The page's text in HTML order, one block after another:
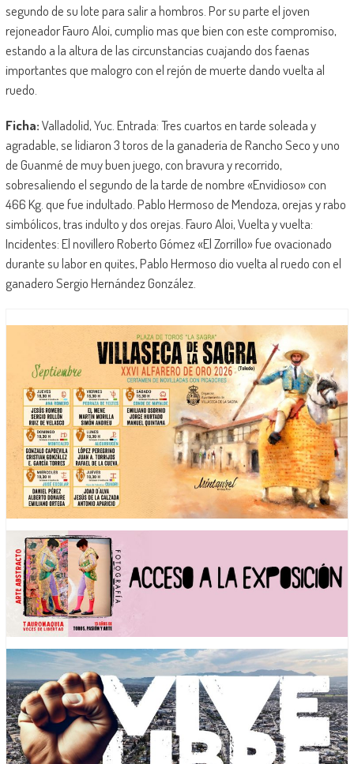
segundo de su lote para salir a hombros. Por su parte el joven
rejoneador Fauro Aloi, cumplio mas que bien con este compromiso,
estando a la altura de las circunstancias cuajando dos faenas
importantes que malogro con el rejón de muerte dando vuelta al
ruedo.
Ficha:Valladolid, Yuc. Entrada: Tres cuartos en tarde soleada y
agradable, se lidiaron 3 toros de la ganadería de Rancho Seco y uno
de Guanmé de muy buen juego, con bravura y recorrido,
sobresaliendo el segundo de la tarde de nombre «Envidioso» con
466 Kg. que fue indultado. Pablo Hermoso de Mendoza, orejas y rabo
simbólicos, tras indulto y dos orejas. Fauro Aloi, Vuelta y vuelta:
Incidentes: El novillero Roberto Gómez «El Zorrillo» fue ovacionado
durante su labor en quites, Pablo Hermoso dio vuelta al ruedo con el
ganadero Sergio Hernández González.